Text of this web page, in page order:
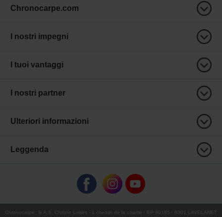
Chronocarpe.com
I nostri impegni
I tuoi vantaggi
I nostri partner
Ulteriori informazioni
Leggenda
Chronocarpe : S.A.S. Chrono Loisirs - 1 chemin de la coume - BP 90185 - 9301 LAVELANET